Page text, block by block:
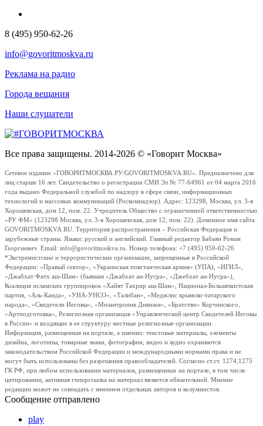
8 (495) 950-62-26
info@govoritmoskva.ru
Реклама на радио
Города вещания
Наши слушатели
Все права защищены. 2014-2026 © «Говорит Москва»
Сетевое издание «ГОВОРИТМОСКВА.РУ/GOVORITMOSKVA.RU». Предназначено для
лиц старше 16 лет. Свидетельство о регистрации СМИ Эл № 77-64961 от 04 марта 2016
года выдано Федеральной службой по надзору в сфере связи, информационных
технологий и массовых коммуникаций (Роскомнадзор). Адрес: 123298, Москва, ул. 3-я
Хорошевская, дом 12, пом. 22. Учредитель Общество с ограниченной ответственностью
«РУ ФМ» (123298 Москва, ул. 3-я Хорошевская, дом 12, пом. 22). Доменное имя сайта
GOVORITMOSKVA.RU. Территория распространения – Российская Федерация и
зарубежные страны. Языки: русский и английский. Главный редактор Бабаян Роман
Георгиевич. Email: info@govoritmoskva.ru. Номер телефона: +7 (495) 950-62-26
*Экстремистские и террористические организации, запрещенные в Российской
Федерации: «Правый сектор», «Украинская повстанческая армия» (УПА), «ИГИЛ»,
«Джабхат Фатх аш-Шам» (бывшая «Джабхат ан-Нусра», «Джебхат ан-Нусра»),
Коалиция исламских группировок «Хайят Тахрир аш-Шам», Национал-Большевистская
партия, «Аль-Каида», «УНА-УНСО», «Талибан», «Меджлис крымско-татарского
народа», «Свидетели Иеговы», «Мизантропик Дивижн», «Братство» Корчинского,
«Артподготовка», Религиозная организация «Управленческий центр Свидетелей Иеговы
в России» и входящие в ее структуру местные религиозные организации.
Информация, размещенная на портале, а именно: текстовые материалы, элементы
дизайна, логотипы, товарные знаки, фотографии, видео и аудио охраняются
законодательством Российской Федерации и международными нормами права и не
могут быть использованы без разрешения правообладателей. Согласно ст.ст. 1274,1275
ГК РФ, при любом использовании материалов, размещенных на портале, в том числе
цитировании, активная гиперссылка на материал является обязательной. Мнение
редакции может не совпадать с мнением отдельных авторов и колумнистов.
Сообщение отправлено
play